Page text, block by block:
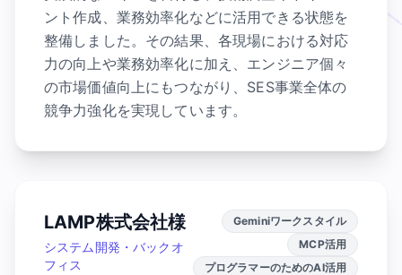
ント作成、業務効率化などに活用できる状態を
整備しました。その結果、各現場における対応
力の向上や業務効率化に加え、エンジニア個々
の市場価値向上にもつながり、SES事業全体の
競争力強化を実現しています。
LAMP株式会社様
システム開発・バックオ
フィス
Geminiワークスタイル
MCP活用
プログラマーのためのAI活用